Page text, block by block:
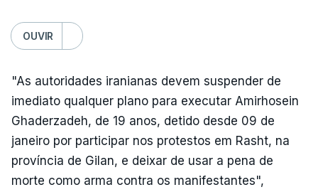
OUVIR
"As autoridades iranianas devem suspender de
imediato qualquer plano para executar Amirhosein
Ghaderzadeh, de 19 anos, detido desde 09 de
janeiro por participar nos protestos em Rasht, na
província de Gilan, e deixar de usar a pena de
morte como arma contra os manifestantes",